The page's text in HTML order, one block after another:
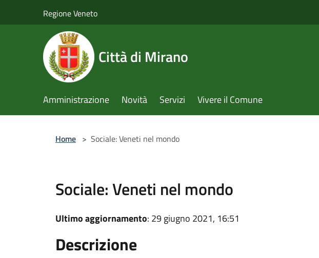
Regione Veneto
Città di Mirano
Amministrazione Novità Servizi Vivere il Comune
Home > Sociale: Veneti nel mondo
Sociale: Veneti nel mondo
Ultimo aggiornamento: 29 giugno 2021, 16:51
Descrizione